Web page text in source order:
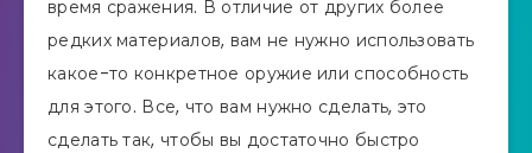
время сражения. В отличие от других более
редких материалов, вам не нужно использовать
какое-то конкретное оружие или способность
для этого. Все, что вам нужно сделать, это
сделать так, чтобы вы достаточно быстро